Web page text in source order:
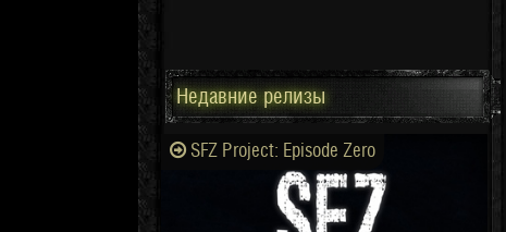
Недавние релизы
SFZ Project: Episode Zero